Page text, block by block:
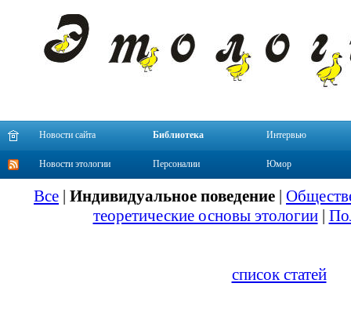
Новости сайта Библиотека Интервью
Новости этологии Персоналии Юмор
Все | Индивидуальное поведение |
теоретические основы этологии|
список статей